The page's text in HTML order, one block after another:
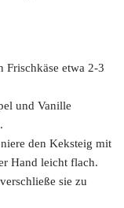
Frischkäse etwa 2-3
und Vanille
den Keksteig mit
Hand leicht flach.
sie zu